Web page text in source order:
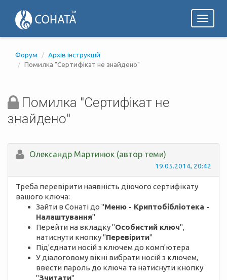
Toggle
Форум
Архів інструкцій
Помилка "Сертифікат не знайдено"
Помилка "Сертифікат не
знайдено"
Олександр Мартинюк (автор теми)
19.05.2014, 20:42
Треба перевірити наявність діючого сертифікату
вашого ключа:
Зайти в Сонаті до "Меню - Криптобібліотека -
Налаштування"
Перейти на вкладку "Особистий ключ",
натиснути кнопку "Перевірити"
Під'єднати носій з ключем до комп'ютера
У діалоговому вікні вибрати носій з ключем,
ввести пароль до ключа та натиснути кнопку
"Зчитати"